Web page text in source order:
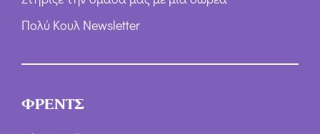
Πολύ Κουλ Newsletter
ΦΡΕΝΤΣ